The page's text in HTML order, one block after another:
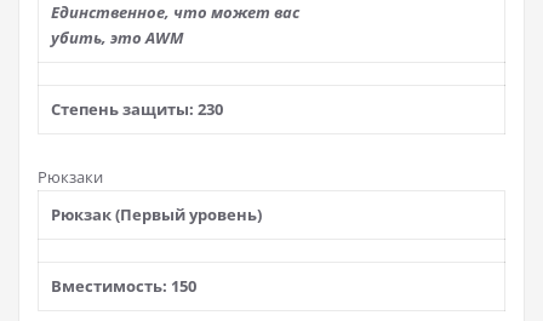
Единственное, что может вас
убить, это AWM
Степень защиты: 230
Рюкзаки
Рюкзак (Первый уровень)
Вместимость: 150